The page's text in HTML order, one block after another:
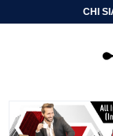
CHI